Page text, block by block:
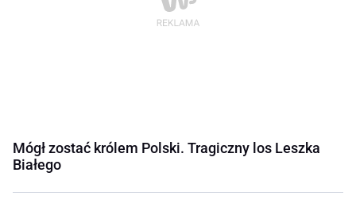
Mógł zostać królem Polski. Tragiczny los Leszka
Białego